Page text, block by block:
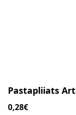
Pastapliiats
0,28€